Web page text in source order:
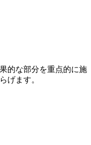
的な部分を重点的に施
げます。